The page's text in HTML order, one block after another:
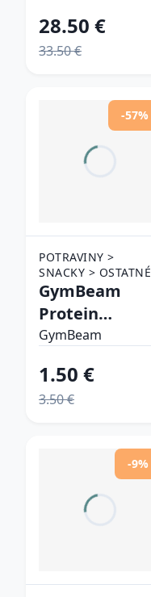
28.50 €
33.50 €
-57%
POTRAVINY >
SNACKY > OSTATNÉ
SNACKY
GymBeam
Protein
Clusters
čokoláda
GymBeam
1.50 €
3.50 €
-9%